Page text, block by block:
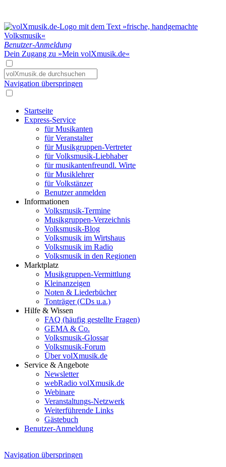
Benutzer-Anmeldung
Dein Zugang zu »Mein volXmusik.de«
Navigation überspringen
Startseite
Express-Service
für Musikanten
für Veranstalter
für Musikgruppen-Vertreter
für Volksmusik-Liebhaber
für musikantenfreundl. Wirte
für Musiklehrer
für Volkstänzer
Benutzer anmelden
Informationen
Volksmusik-Termine
Musikgruppen-Verzeichnis
Volksmusik-Blog
Volksmusik im Wirtshaus
Volksmusik im Radio
Volksmusik in den Regionen
Marktplatz
Musikgruppen-Vermittlung
Kleinanzeigen
Noten & Liederbücher
Tonträger (CDs u.a.)
Hilfe & Wissen
FAQ (häufig gestellte Fragen)
GEMA & Co.
Volksmusik-Glossar
Volksmusik-Forum
Über volXmusik.de
Service & Angebote
Newsletter
webRadio volXmusik.de
Webinare
Veranstaltungs-Netzwerk
Weiterführende Links
Gästebuch
Benutzer-Anmeldung
Navigation überspringen